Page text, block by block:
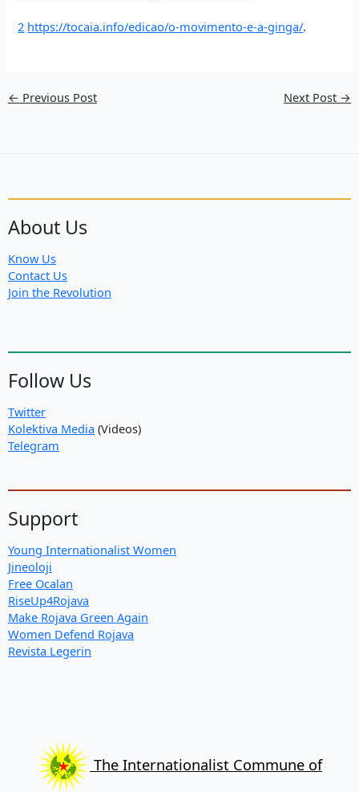
2 https://tocaia.info/edicao/o-movimento-e-a-ginga/.
← Previous Post Next Post →
About Us
Know Us
Contact Us
Join the Revolution
Follow Us
Twitter
Kolektiva Media (Videos)
Telegram
Support
Young Internationalist Women
Jineoloji
Free Ocalan
RiseUp4Rojava
Make Rojava Green Again
Women Defend Rojava
Revista Legerin
The Internationalist Commune of